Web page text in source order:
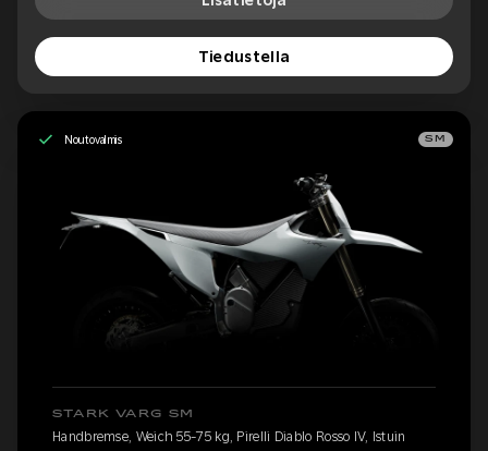
Tiedustella
Noutovalmis SM
STARK VARG SM
Handbremse, Weich 55-75 kg, Pirelli Diablo Rosso IV, Istuin